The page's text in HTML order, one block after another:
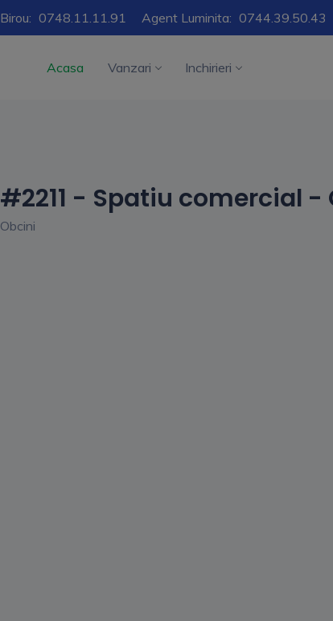
Birou: 0748.11.11.91 Agent Luminita: 0744.39.50.43
Acasa Vanzari Inchirieri
#2211 - Spatiu comercial -
Obcini